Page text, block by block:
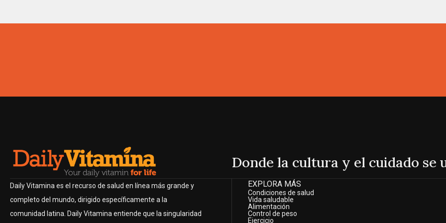
Donde la cultura y el cuidado se
Daily Vitamina es el recurso de salud en línea más grande y
completo del mundo, dirigido específicamente a la
comunidad latina. Daily Vitamina entiende que la singularidad
EXPLORA MÁS
Condiciones de salud
Vida saludable
Alimentación
Control de peso
Ejercicio